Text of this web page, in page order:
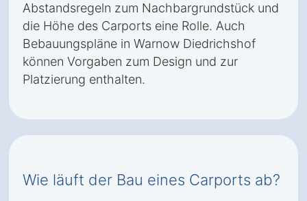
Abstandsregeln zum Nachbargrundstück und
die Höhe des Carports eine Rolle. Auch
Bebauungspläne in Warnow Diedrichshof
können Vorgaben zum Design und zur
Platzierung enthalten.
Wie läuft der Bau eines Carports ab?